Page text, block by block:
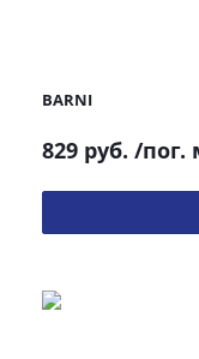
BARNI
829 руб. /пог.